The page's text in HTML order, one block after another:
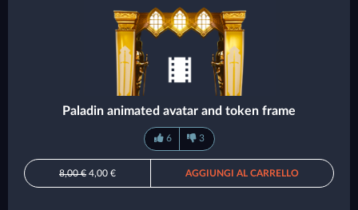
Paladin animated avatar and token frame
6 3
8,00 € 4,00 € AGGIUNGI AL CARRELLO